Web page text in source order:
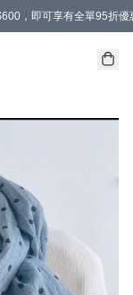
，即可享有全單95折優
折扣後），可享有